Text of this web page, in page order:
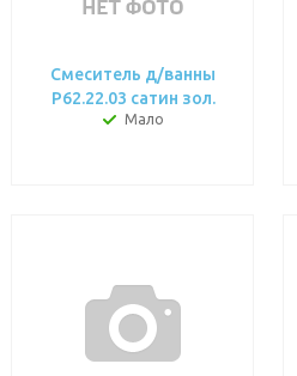
Смеситель д/ванны
P62.22.03 сатин зол.
Мало